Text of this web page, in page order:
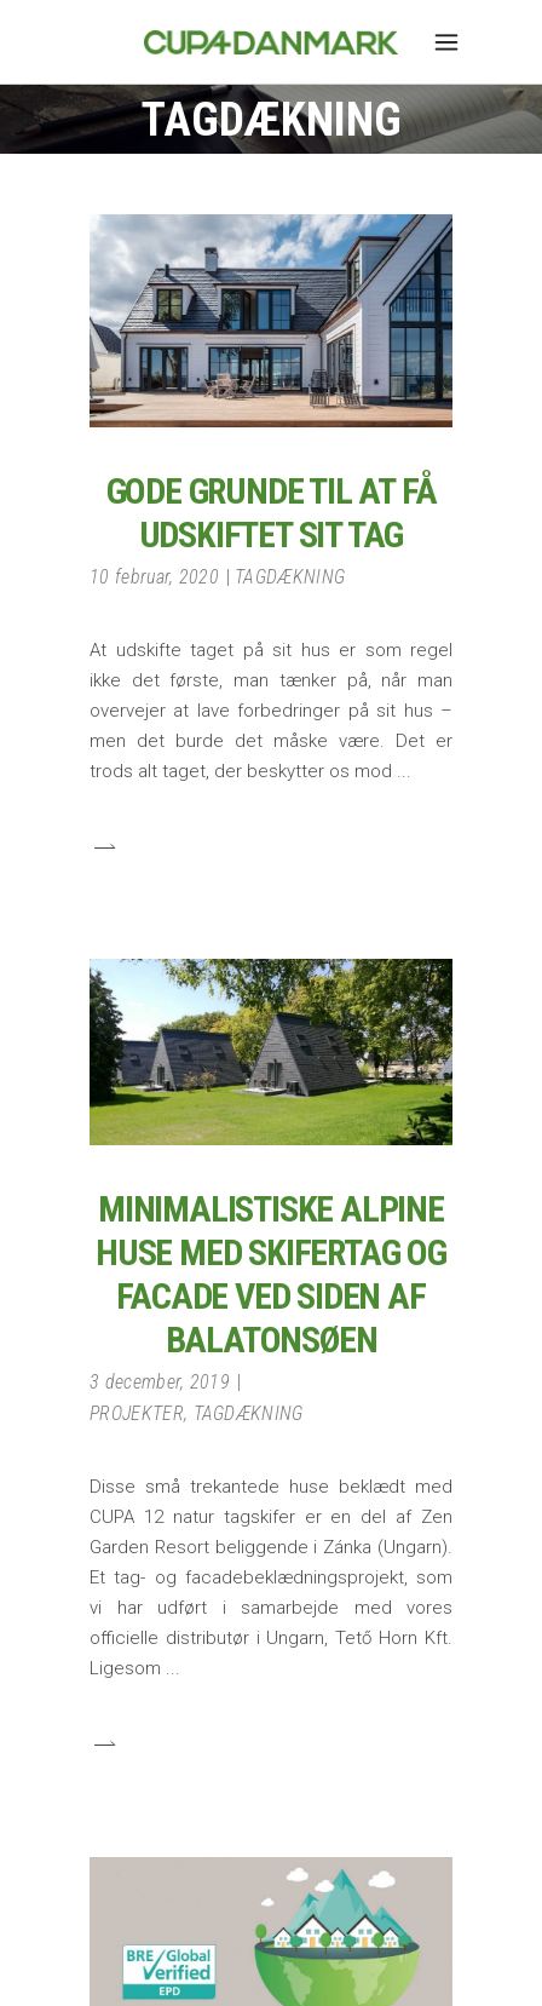
TAGDÆKNING
GODE GRUNDE TIL AT FÅ
UDSKIFTET SIT TAG
10 februar, 2020 TAGDÆKNING
At udskifte taget på sit hus er som regel
ikke det første, man tænker på, når man
overvejer at lave forbedringer på sit hus –
men det burde det måske være. Det er
trods alt taget, der beskytter os mod
MINIMALISTISKE ALPINE
HUSE MED SKIFERTAG OG
FACADE VED SIDEN AF
BALATONSØEN
3 december, 2019
PROJEKTER, TAGDÆKNING
Disse små trekantede huse beklædt med
CUPA 12 natur tagskifer er en del af Zen
Garden Resort beliggende i Zánka (Ungarn).
Et tag- og facadebeklædningsprojekt, som
vi har udført i samarbejde med vores
officielle distributør i Ungarn, Tető Horn Kft.
Ligesom